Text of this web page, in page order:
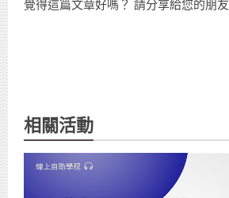
覺得這篇文章好嗎？ 請分享給您的朋友
相關活動